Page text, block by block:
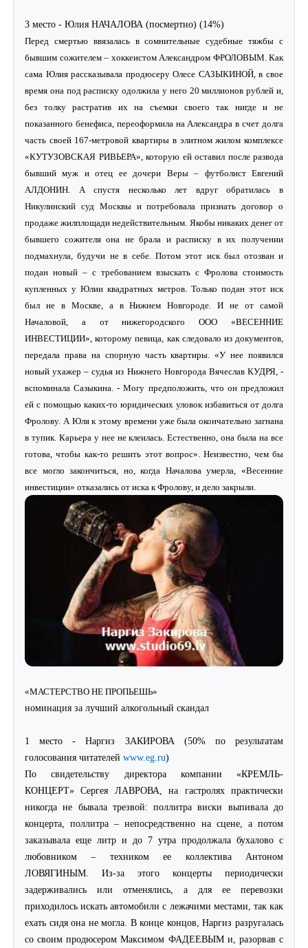
3 место - Юлия НАЧАЛОВА (посмертно) (14%)
Перед смертью ввязалась в сомнительные судебные тяжбы с
бывшим сожителем – хоккеистом Александром ФРОЛОВЫМ. Как
сама Юлия рассказывала продюсеру Олесе САЗЫКИНОЙ, в свое
время она под расписку одолжила у него 20 миллионов рублей и,
без толку растратив их на съемки своего так нигде и не
показанного бенефиса, переоформила на Александра в счет долга
часть своей 167-метровой квартиры в элитном жилом комплексе
«КУТУЗОВСКАЯ РИВЬЕРА», которую ей оставил после развода
бывший муж и отец ее дочери Веры – футболист Евгений
АЛДОНИН. А спустя несколько лет вдруг обратилась в
Никулинский суд Москвы и потребовала признать договор о
продаже жилплощади недействительным. Якобы никаких денег от
бывшего сожителя она не брала и расписку в их получении
подмахнула, будучи не в себе. Потом этот иск был отозван и
подан новый – с требованием взыскать с Фролова стоимость
купленных у Юлии квадратных метров. Только подан этот иск
был не в Москве, а в Нижнем Новгороде. И не от самой
Началовой, а от нижегородского ООО «ВЕСЕННИЕ
ИНВЕСТИЦИИ», которому певица, как следовало из документов,
передала права на спорную часть квартиры. «У нее появился
новый ухажер – судья из Нижнего Новгорода Вячеслав КУДРЯ, -
вспоминала Сазыкина. - Могу предположить, что он предложил
ей с помощью каких-то юридических уловок избавиться от долга
Фролову. А Юля к этому времени уже была окончательно загнана
в тупик. Карьера у нее не клеилась. Естественно, она была на все
готова, чтобы как-то решить этот вопрос». Неизвестно, чем бы
все могло закончиться, но, когда Началова умерла, «Весенние
инвестиции» отказались от иска к Фролову, и дело закрыли.
«МАСТЕРСТВО НЕ ПРОПЬЕШЬ»
номинация за лучший алкогольный скандал
1 место - Наргиз ЗАКИРОВА (50% по результатам
голосования читателей www.eg.ru)
По свидетельству директора компании «КРЕМЛЬ-
КОНЦЕРТ» Сергея ЛАВРОВА, на гастролях практически
никогда не бывала трезвой: поллитра виски выпивала до
концерта, поллитра – непосредственно на сцене, а потом
заказывала еще литр и до 7 утра продолжала бухалово с
любовником – техником ее коллектива Антоном
ЛОВЯГИНЫМ. Из-за этого концерты периодически
задерживались или отменялись, а для ее перевозки
приходилось искать автомобили с лежачими местами, так как
ехать сидя она не могла. В конце концов, Наргиз разругалась
со своим продюсером Максимом ФАДЕЕВЫМ и, разорвав с